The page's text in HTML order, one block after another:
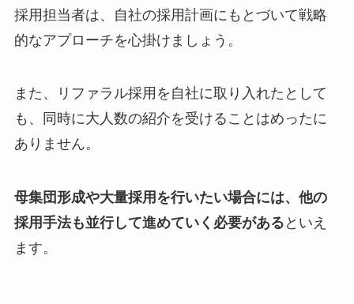
採用担当者は、自社の採用計画にもとづいて戦略
的なアプローチを心掛けましょう。
また、リファラル採用を自社に取り入れたとして
も、同時に大人数の紹介を受けることはめったに
ありません。
母集団形成や大量採用を行いたい場合には、他の
採用手法も並行して進めていく必要がある といえ
ます。